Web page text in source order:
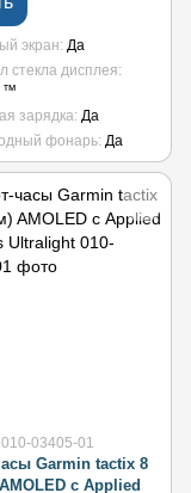
экран Да
стекла дисплея
™
зарядка Да
фонарь Да
03405-01
Garmin tactix 8
с Applied